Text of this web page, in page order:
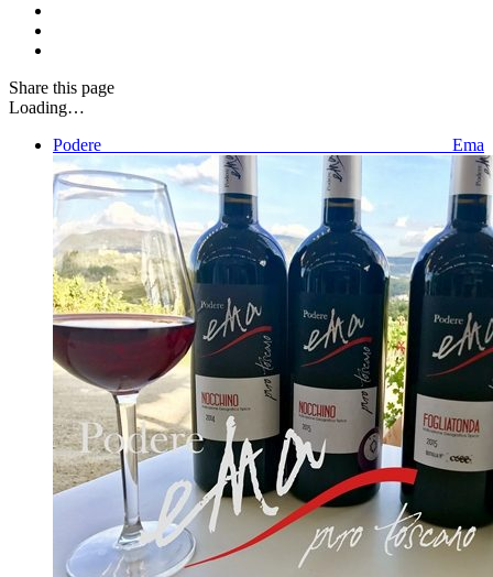
Share this page
Loading…
Podere Ema